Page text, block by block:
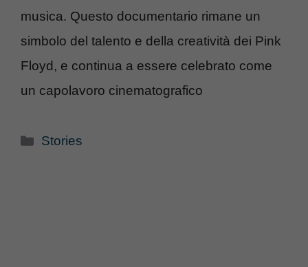
musica. Questo documentario rimane un
simbolo del talento e della creatività dei Pink
Floyd, e continua a essere celebrato come
un capolavoro cinematografico
Categorie
Stories